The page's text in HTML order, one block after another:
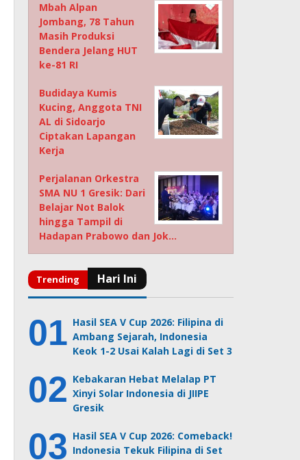
Mbah Alpan
Jombang, 78 Tahun
Masih Produksi
Bendera Jelang HUT
ke-81 RI
Budidaya Kumis
Kucing, Anggota TNI
AL di Sidoarjo
Ciptakan Lapangan
Kerja
Perjalanan Orkestra
SMA NU 1 Gresik: Dari
Belajar Not Balok
hingga Tampil di
Hadapan Prabowo dan Jok…
Hasil SEA V Cup 2026: Filipina di
Ambang Sejarah, Indonesia
Keok 1-2 Usai Kalah Lagi di Set 3
Kebakaran Hebat Melalap PT
Xinyi Solar Indonesia di JIIPE
Gresik
Hasil SEA V Cup 2026: Comeback!
Indonesia Tekuk Filipina di Set